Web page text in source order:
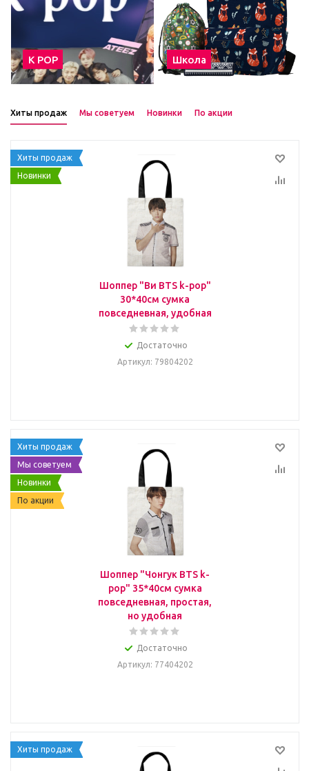
К POP Школа
Хиты продаж Мы советуем Новинки По акции
Хиты продаж
Новинки
Шоппер "Ви BTS k-pop"
30*40см сумка
повседневная, удобная
Достаточно
Артикул: 79804202
Хиты продаж
Мы советуем
Новинки
По акции
Шоппер "Чонгук BTS k-
pop" 35*40см сумка
повседневная, простая,
но удобная
Достаточно
Артикул: 77404202
Хиты продаж